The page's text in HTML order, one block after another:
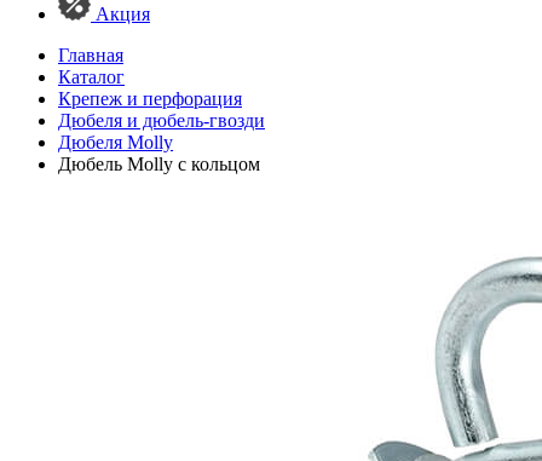
Акция
Главная
Каталог
Крепеж и перфорация
Дюбеля и дюбель-гвозди
Дюбеля Molly
Дюбель Molly с кольцом